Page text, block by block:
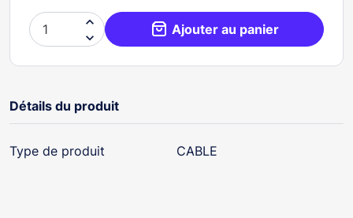

 Ajouter au panier
Détails du produit
Type de produit CABLE